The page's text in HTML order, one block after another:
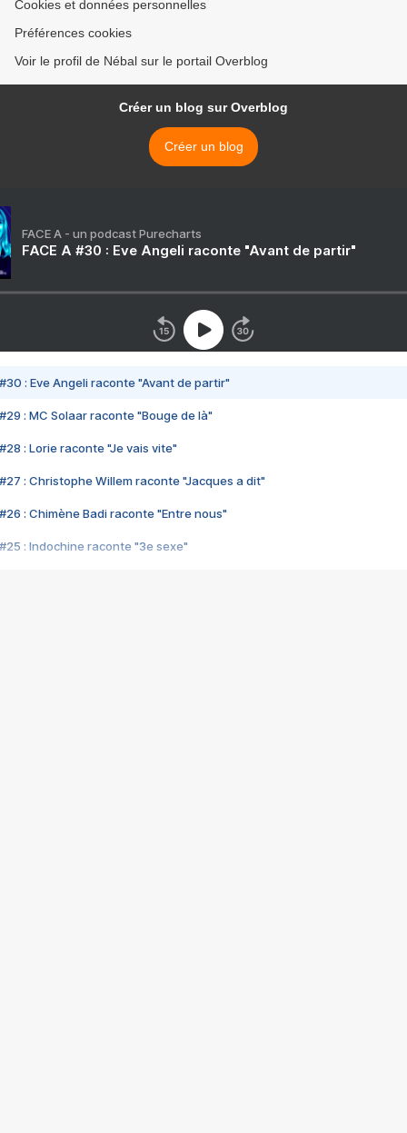
Cookies et données personnelles
Préférences cookies
Voir le profil de Nébal sur le portail Overblog
Créer un blog sur Overblog
Créer un blog
FACE A - un podcast Purecharts
FACE A #30 : Eve Angeli raconte "Avant de partir"
#30 : Eve Angeli raconte "Avant de partir"
#29 : MC Solaar raconte "Bouge de là"
#28 : Lorie raconte "Je vais vite"
#27 : Christophe Willem raconte "Jacques a dit"
#26 : Chimène Badi raconte "Entre nous"
#25 : Indochine raconte "3e sexe"